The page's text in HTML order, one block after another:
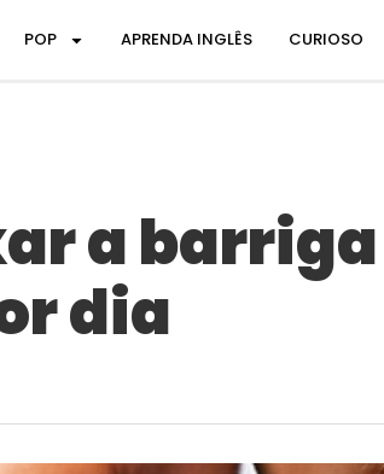
POP APRENDA INGLÊS CURIOSO
a
dia